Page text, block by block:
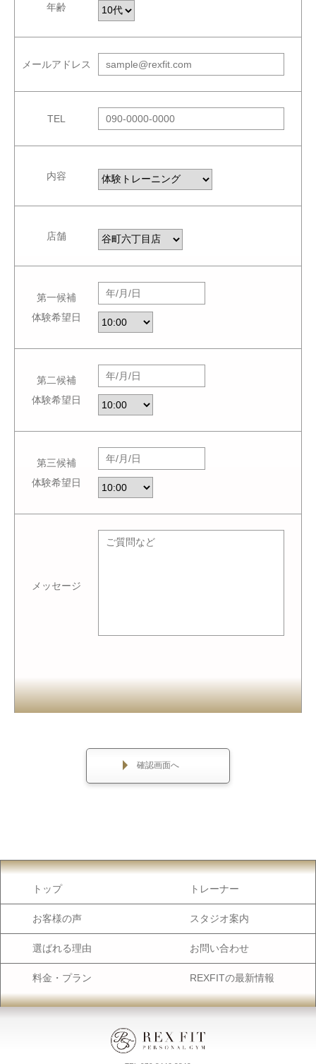
年齢
メールアドレス
TEL
内容
店舗
第一候補
体験希望日
第二候補
体験希望日
第三候補
体験希望日
メッセージ
確認画面へ
トップ トレーナー
お客様の声 スタジオ案内
選ばれる理由 お問い合わせ
料金・プラン REXFITの最新情報